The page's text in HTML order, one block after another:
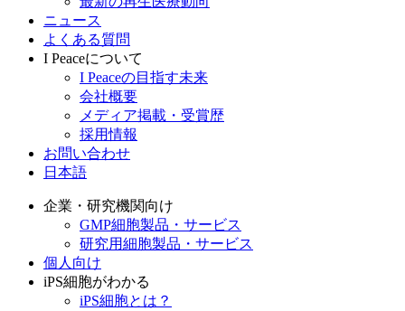
ニュース
よくある質問
I Peaceについて
I Peaceの目指す未来
会社概要
メディア掲載・受賞歴
採用情報
お問い合わせ
日本語
企業・研究機関向け
GMP細胞製品・サービス
研究用細胞製品・サービス
個人向け
iPS細胞がわかる
iPS細胞とは？